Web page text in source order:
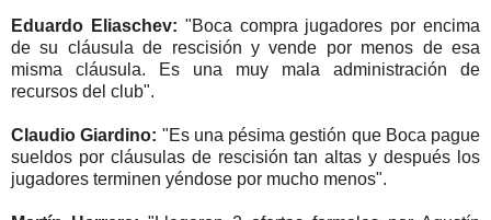
Eduardo Eliaschev: "Boca compra jugadores por encima
de su cláusula de rescisión y vende por menos de esa
misma cláusula. Es una muy mala administración de
recursos del club".
Claudio Giardino: "Es una pésima gestión que Boca pague
sueldos por cláusulas de rescisión tan altas y después los
jugadores terminen yéndose por mucho menos".